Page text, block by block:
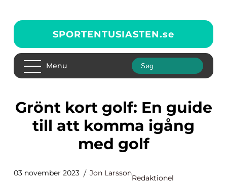
SPORTENTUSIASTEN.se
Menu
Grönt kort golf: En guide
till att komma igång
med golf
03 november 2023 Jon Larsson
Redaktionel